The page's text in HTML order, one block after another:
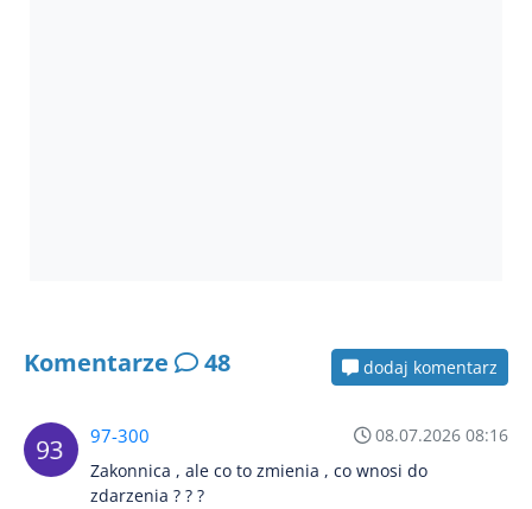
Komentarze 48 dodaj komentarz
97-300
08.07.2026 08:16
Zakonnica , ale co to zmienia , co wnosi do
zdarzenia ? ? ?